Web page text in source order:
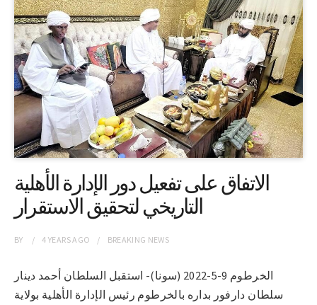
الاتفاق على تفعيل دور الإدارة الأهلية
التاريخي لتحقيق الاستقرار
BY 4 YEARSAGO BREAKING NEWS
الخرطوم 9-5-2022 (سونا)- استقبل السلطان أحمد دينار
سلطان دارفور بداره بالخرطوم رئيس الإدارة الأهلية بولاية